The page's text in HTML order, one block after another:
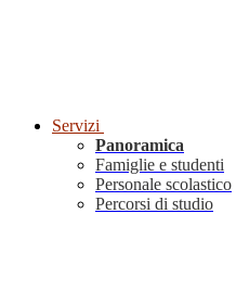
Servizi
Panoramica
Famiglie e studenti
Personale scolastico
Percorsi di studio